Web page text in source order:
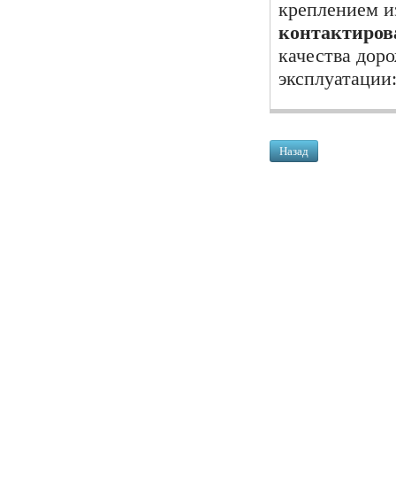
креплением
качества
Назад